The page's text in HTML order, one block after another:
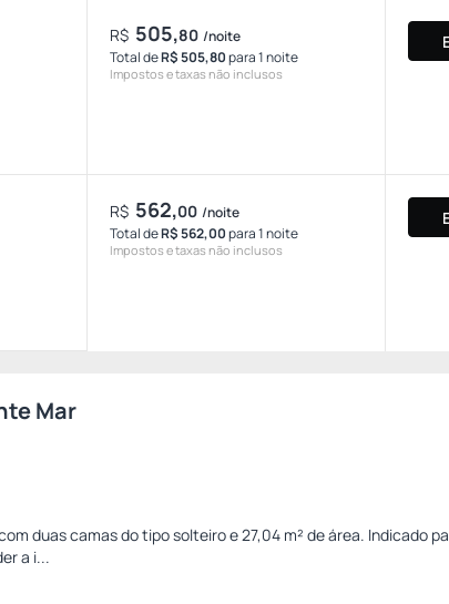
R$ 505,80 /noite
Total deR$ 505,80para 1 noite
Impostos e taxas não inclusos
R$ 562,00 /noite
Total deR$ 562,00para 1 noite
Impostos e taxas não inclusos
Mar
duas camas do tipo solteiro e 27,04 m² de área. Indicado
a i...